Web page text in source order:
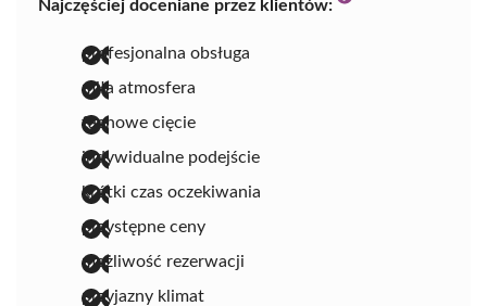
Najczęściej doceniane przez klientów:
profesjonalna obsługa
miła atmosfera
fachowe cięcie
indywidualne podejście
krótki czas oczekiwania
przystępne ceny
możliwość rezerwacji
przyjazny klimat